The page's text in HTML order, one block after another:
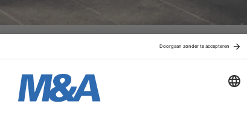
om vandaag dicht te blijven. Wij kunnen de
niet waarborgen", staat er. RTL Z meldt met
Zij wilden anoniem blijven, maar vertelden
mensen hebben geprobeerd showmodellen